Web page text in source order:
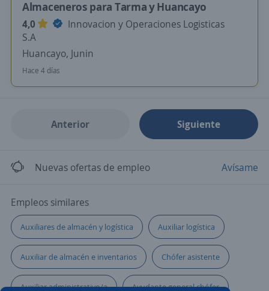
Almaceneros para Tarma y Huancayo
4,0
Innovacion y Operaciones Logisticas
S.A
Huancayo, Junin
Hace 4 días
Anterior Siguiente
Nuevas ofertas de empleo Avísame
Empleos similares
Auxiliares de almacén y logística Auxiliar logística
Auxiliar de almacén e inventarios Chófer asistente
Auxiliar administrativo/a Ayudante general chófer